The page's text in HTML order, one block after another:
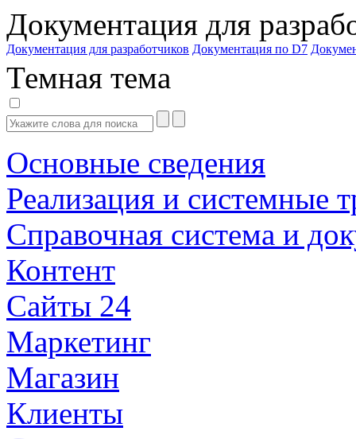
Документация для
Документация для разработчиков Документация по D7
Темная тема
Основные сведения
Реализация и системные
Справочная система и
Контент
Сайты 24
Маркетинг
Магазин
Клиенты